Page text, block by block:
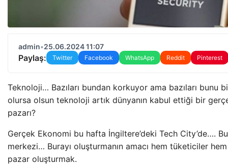
admin•25.06.2024 11:07
Paylaş: Twitter Facebook WhatsApp Reddit Pinterest
Teknoloji… Bazıları bundan korkuyor ama bazıları bunu
olursa olsun teknoloji artık dünyanın kabul ettiği bir
pazarı?
Gerçek Ekonomi bu hafta İngiltere’deki Tech City’de….
merkezi… Burayı oluşturmanın amacı hem tüketiciler
pazar oluşturmak.